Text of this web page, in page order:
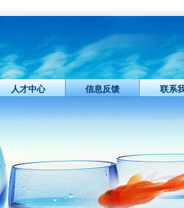
人才中心 信息反馈 联系